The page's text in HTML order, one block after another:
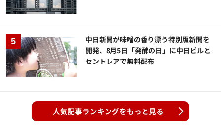
中日新聞が味噌の香り漂う特別版新聞を
開発、8月5日「発酵の日」に中日ビルと
セントレアで無料配布
人気記事ランキングをもっと見る